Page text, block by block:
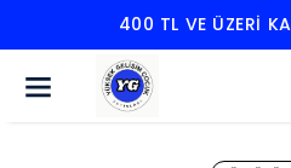
400 TL VE ÜZERI